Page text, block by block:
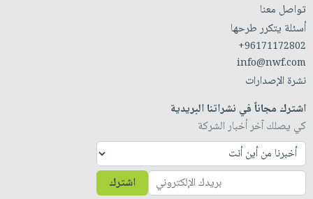
تواصل معنا
أسئلة يتكرر طرحها
+96171172802
info@nwf.com
نشرة الإصدارات
اشترك مجاناً في نشراتنا البريدية
كي يصلك آخر أخبار الشركة
اشترك